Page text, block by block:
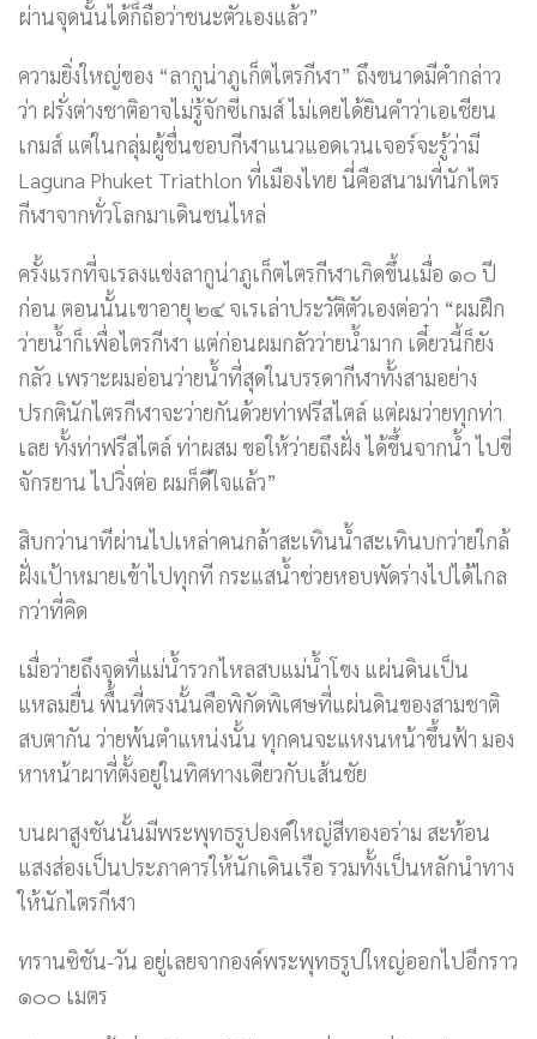
ผ่านจุดนั้นได้ก็ถือว่าชนะตัวเองแล้ว”
ความยิ่งใหญ่ของ “ลากูน่าภูเก็ตไตรกีฬา” ถึงขนาดมีคำกล่าว
ว่า ฝรั่งต่างชาติอาจไม่รู้จักซีเกมส์ ไม่เคยได้ยินคำว่าเอเชียน
เกมส์ แต่ในกลุ่มผู้ชื่นชอบกีฬาแนวแอดเวนเจอร์จะรู้ว่ามี
Laguna Phuket Triathlon ที่เมืองไทย นี่คือสนามที่นักไตร
กีฬาจากทั่วโลกมาเดินชนไหล่
ครั้งแรกที่จเรลงแข่งลากูน่าภูเก็ตไตรกีฬาเกิดขึ้นเมื่อ ๑๐ ปี
ก่อน ตอนนั้นเขาอายุ ๒๔ จเรเล่าประวัติตัวเองต่อว่า “ผมฝึก
ว่ายน้ำก็เพื่อไตรกีฬา แต่ก่อนผมกลัวว่ายน้ำมาก เดี๋ยวนี้ก็ยัง
กลัว เพราะผมอ่อนว่ายน้ำที่สุดในบรรดากีฬาทั้งสามอย่าง
ปรกตินักไตรกีฬาจะว่ายกันด้วยท่าฟรีสไตล์ แต่ผมว่ายทุกท่า
เลย ทั้งท่าฟรีสไตล์ ท่าผสม ขอให้ว่ายถึงฝั่ง ได้ขึ้นจากน้ำ ไปขี่
จักรยาน ไปวิ่งต่อ ผมก็ดีใจแล้ว”
สิบกว่านาทีผ่านไปเหล่าคนกล้าสะเทินน้ำสะเทินบกว่ายใกล้
ฝั่งเป้าหมายเข้าไปทุกที กระแสน้ำช่วยหอบพัดร่างไปได้ไกล
กว่าที่คิด
เมื่อว่ายถึงจุดที่แม่น้ำรวกไหลสบแม่น้ำโขง แผ่นดินเป็น
แหลมยื่น พื้นที่ตรงนั้นคือพิกัดพิเศษที่แผ่นดินของสามชาติ
สบตากัน ว่ายพ้นตำแหน่งนั้น ทุกคนจะแหงนหน้าขึ้นฟ้า มอง
หาหน้าผาที่ตั้งอยู่ในทิศทางเดียวกับเส้นชัย
บนผาสูงชันนั้นมีพระพุทธรูปองค์ใหญ่สีทองอร่าม สะท้อน
แสงส่องเป็นประภาคารให้นักเดินเรือ รวมทั้งเป็นหลักนำทาง
ให้นักไตรกีฬา
ทรานซิชัน-วัน อยู่เลยจากองค์พระพุทธรูปใหญ่ออกไปอีกราว
๑๐๐ เมตร